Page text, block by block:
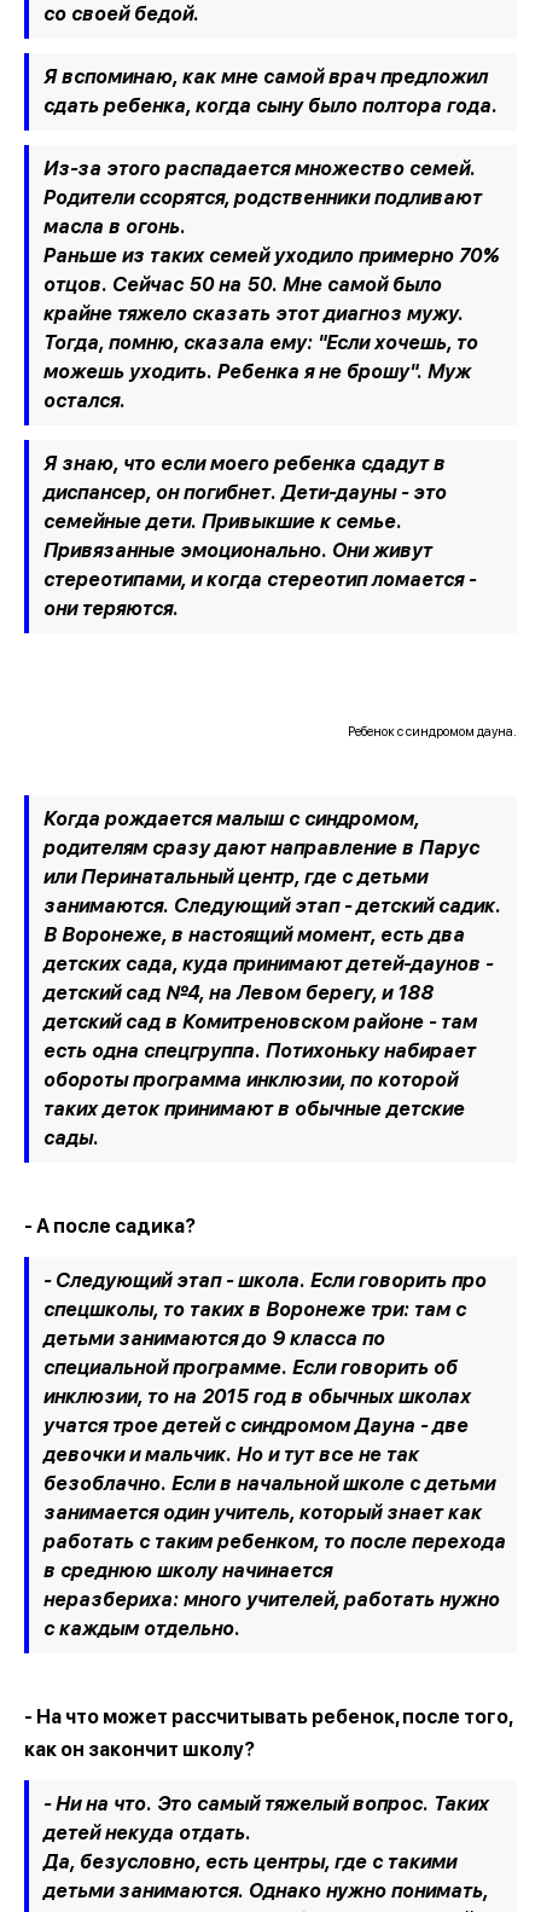
со своей бедой.
Я вспоминаю, как мне самой врач предложил
сдать ребенка, когда сыну было полтора года.
Из-за этого распадается множество семей.
Родители ссорятся, родственники подливают
масла в огонь.
Раньше из таких семей уходило примерно 70%
отцов. Сейчас 50 на 50. Мне самой было
крайне тяжело сказать этот диагноз мужу.
Тогда, помню, сказала ему: "Если хочешь, то
можешь уходить. Ребенка я не брошу". Муж
остался.
Я знаю, что если моего ребенка сдадут в
диспансер, он погибнет. Дети-дауны - это
семейные дети. Привыкшие к семье.
Привязанные эмоционально. Они живут
стереотипами, и когда стереотип ломается -
они теряются.
Ребенок с синдромом дауна.
Когда рождается малыш с синдромом,
родителям сразу дают направление в Парус
или Перинатальный центр, где с детьми
занимаются. Следующий этап - детский садик.
В Воронеже, в настоящий момент, есть два
детских сада, куда принимают детей-даунов -
детский сад №4, на Левом берегу, и 188
детский сад в Комитреновском районе - там
есть одна спецгруппа. Потихоньку набирает
обороты программа инклюзии, по которой
таких деток принимают в обычные детские
сады.
- А после садика?
- Следующий этап - школа. Если говорить про
спецшколы, то таких в Воронеже три: там с
детьми занимаются до 9 класса по
специальной программе. Если говорить об
инклюзии, то на 2015 год в обычных школах
учатся трое детей с синдромом Дауна - две
девочки и мальчик. Но и тут все не так
безоблачно. Если в начальной школе с детьми
занимается один учитель, который знает как
работать с таким ребенком, то после перехода
в среднюю школу начинается
неразбериха: много учителей, работать нужно
с каждым отдельно.
- На что может рассчитывать ребенок, после того,
как он закончит школу?
- Ни на что. Это самый тяжелый вопрос. Таких
детей некуда отдать.
Да, безусловно, есть центры, где с такими
детьми занимаются. Однако нужно понимать,